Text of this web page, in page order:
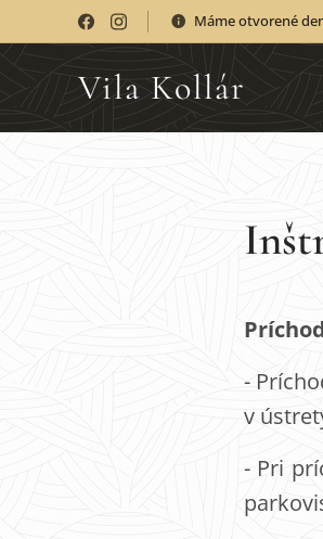
Máme otvorené
Vila Kollár
-
v
- Pri